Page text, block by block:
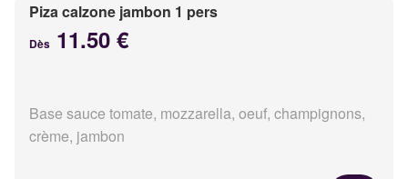
Piza calzone jambon 1 pers
Dès 11.50 €
Base sauce tomate, mozzarella, oeuf, champignons,
crème, jambon